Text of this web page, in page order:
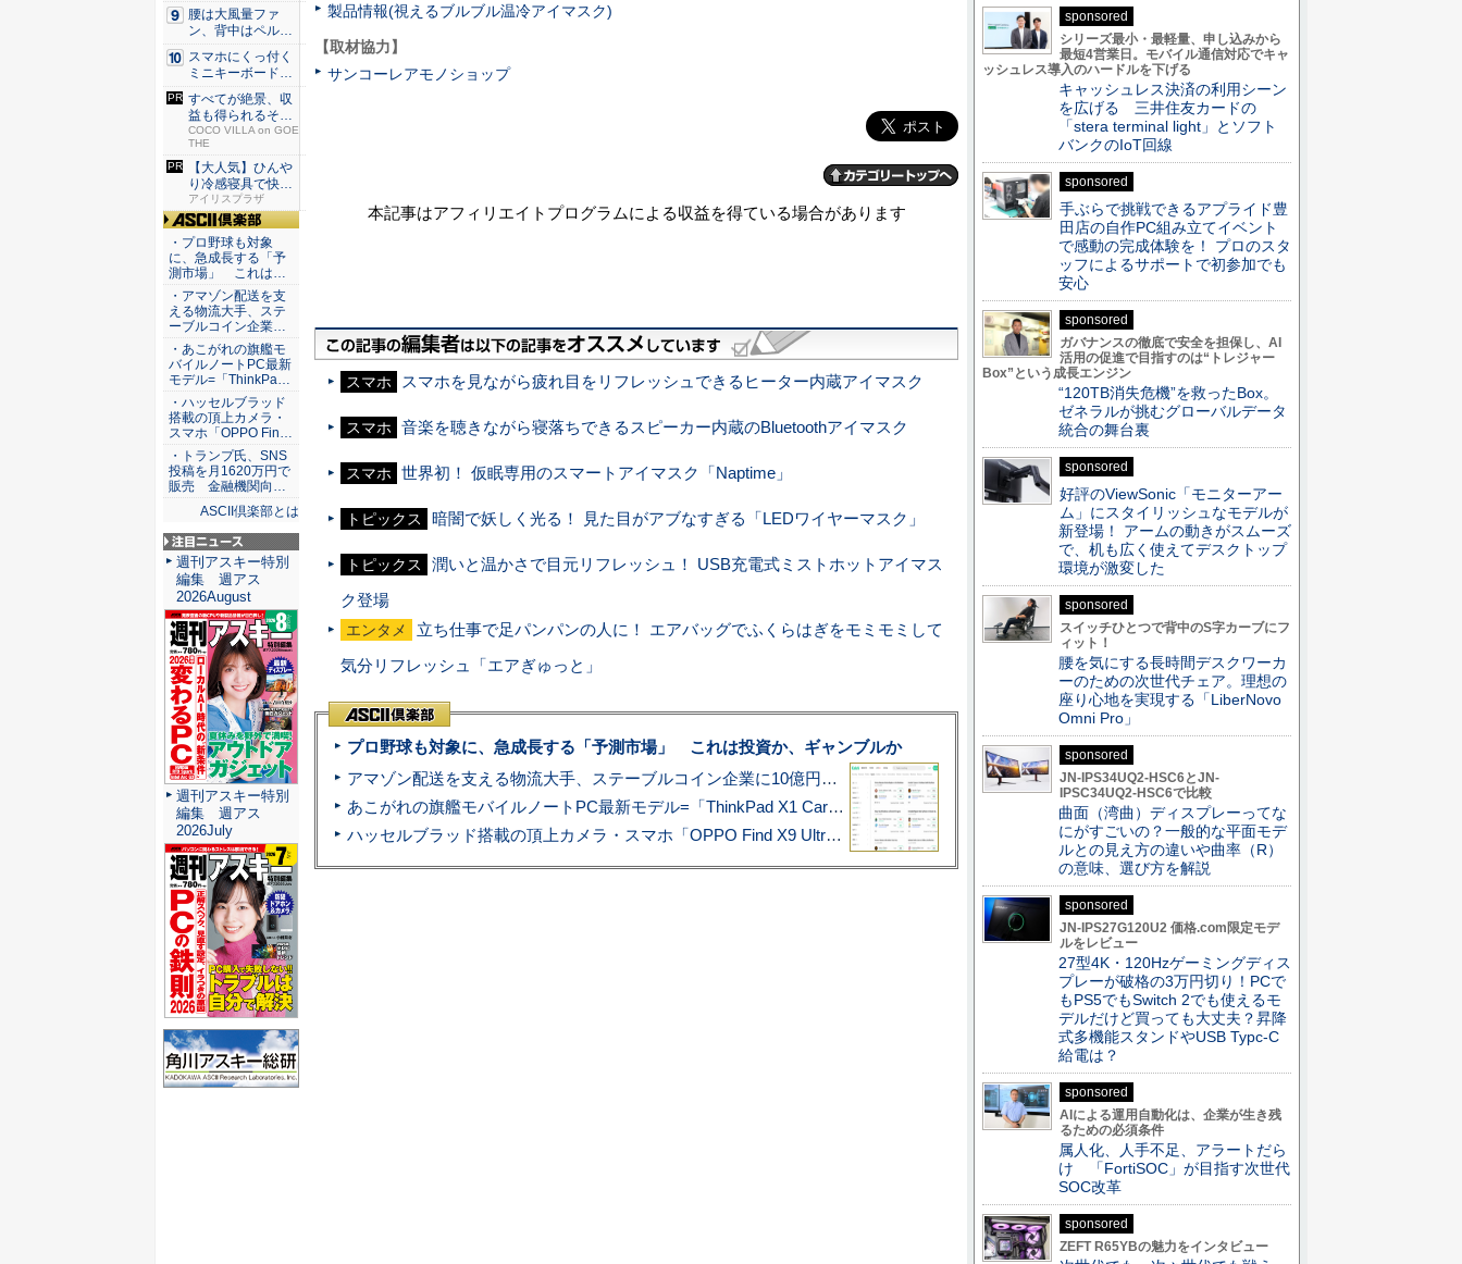
製品情報(視えるブルブル温冷アイマスク)
【取材協力】
サンコーレアモノショップ
本記事はアフィリエイトプログラムによる収益を得ている場合があります
スマホ スマホを見ながら疲れ目をリフレッシュできるヒーター内蔵アイマスク
スマホ 音楽を聴きながら寝落ちできるスピーカー内蔵のBluetoothアイマスク
スマホ 世界初！ 仮眠専用のスマートアイマスク「Naptime」
トピックス 暗闇で妖しく光る！ 見た目がアブなすぎる「LEDワイヤーマスク」
トピックス
潤いと温かさで目元リフレッシュ！ USB充電式ミストホットアイマス
ク登場
エンタメ
立ち仕事で足パンパンの人に！ エアバッグでふくらはぎをモミモミして
気分リフレッシュ「エアぎゅっと」
プロ野球も対象に、急成長する「予測市場」 これは投資か、ギャンブルか
アマゾン配送を支える物流大手、ステーブルコイン企業に10億円投資のワケ
あこがれの旗艦モバイルノートPC最新モデル=「ThinkPad X1 Carbon Gen 14 Aura Edition」実機レビュー
ハッセルブラッド搭載の頂上カメラ・スマホ「OPPO Find X9 Ultra」実写レビュー=プロが本気で徹底撮影しました!!
腰は大風量ファ
ン、背中はペルチ
ェ冷却。ダ...
スマホにくっ付く
ミニキーボード！
触ってわ...
すべてが絶景、収
益も得られるその
仕組みと...
COCO VILLA on GOE
THE
【大人気】ひんや
り冷感寝具で快適
な睡眠を...
アイリスプラザ
ASCII倶楽部
・プロ野球も対象
に、急成長する「予
測市場」 これは…
・アマゾン配送を支
える物流大手、ステ
ーブルコイン企業…
・あこがれの旗艦モ
バイルノートPC最新
モデル=「ThinkPa…
・ハッセルブラッド
搭載の頂上カメラ・
スマホ「OPPO Fin…
・トランプ氏、SNS
投稿を月1620万円で
販売 金融機関向…
ASCII倶楽部とは
注目ニュース
週刊アスキー特別
編集 週アス
2026August
週刊アスキー特別
編集 週アス
2026July
sponsored
シリーズ最小・最軽量、申し込みから
最短4営業日。モバイル通信対応でキャ
ッシュレス導入のハードルを下げる
キャッシュレス決済の利用シーン
を広げる 三井住友カードの
「stera terminal light」とソフト
バンクのIoT回線
sponsored
手ぶらで挑戦できるアプライド豊
田店の自作PC組み立てイベント
で感動の完成体験を！ プロのスタ
ッフによるサポートで初参加でも
安心
sponsored
ガバナンスの徹底で安全を担保し、AI
活用の促進で目指すのは“トレジャー
Box”という成長エンジン
“120TB消失危機”を救ったBox。
ゼネラルが挑むグローバルデータ
統合の舞台裏
sponsored
好評のViewSonic「モニターアー
ム」にスタイリッシュなモデルが
新登場！ アームの動きがスムーズ
で、机も広く使えてデスクトップ
環境が激変した
sponsored
スイッチひとつで背中のS字カーブにフ
ィット！
腰を気にする長時間デスクワーカ
ーのための次世代チェア。理想の
座り心地を実現する「LiberNovo
Omni Pro」
sponsored
JN-IPS34UQ2-HSC6とJN-
IPSC34UQ2-HSC6で比較
曲面（湾曲）ディスプレーってな
にがすごいの？一般的な平面モデ
ルとの見え方の違いや曲率（R）
の意味、選び方を解説
sponsored
JN-IPS27G120U2 価格.com限定モデ
ルをレビュー
27型4K・120Hzゲーミングディス
プレーが破格の3万円切り！PCで
もPS5でもSwitch 2でも使えるモ
デルだけど買っても大丈夫？昇降
式多機能スタンドやUSB Typc-C
給電は？
sponsored
AIによる運用自動化は、企業が生き残
るための必須条件
属人化、人手不足、アラートだら
け 「FortiSOC」が目指す次世代
SOC改革
sponsored
ZEFT R65YBの魅力をインタビュー